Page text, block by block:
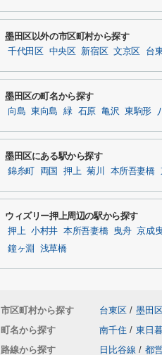
墨田区以外の市区町村から探す
千代田区 中央区 新宿区 文京区 台
墨田区の町名から探す
向島 東向島 緑 石原 亀沢 東駒形
墨田区にある駅から探す
錦糸町 両国 押上 菊川 本所吾妻橋
ウィズリー押上周辺の駅から探す
押上 小村井 本所吾妻橋 曳舟 京成
鐘ヶ淵
浅草橋
市区町村から探す 台東区 / 墨田
町名から探す
南千住 / 東日
路線から探す
日比谷線 / 都